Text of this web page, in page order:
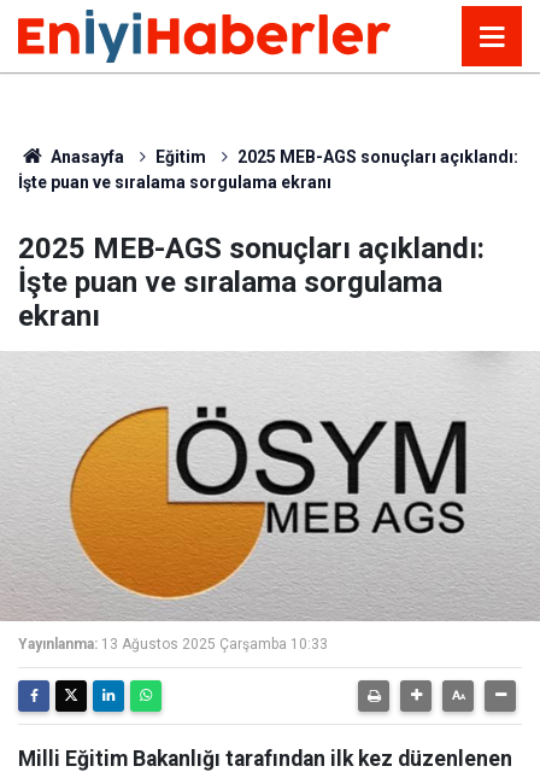
Anasayfa Eğitim
2025 MEB-AGS sonuçları açıklandı:
İşte puan ve sıralama sorgulama ekranı
2025 MEB-AGS sonuçları açıklandı:
İşte puan ve sıralama sorgulama
ekranı
Yayınlanma: 13 Ağustos 2025 Çarşamba 10:33
Milli Eğitim Bakanlığı tarafından ilk kez düzenlenen